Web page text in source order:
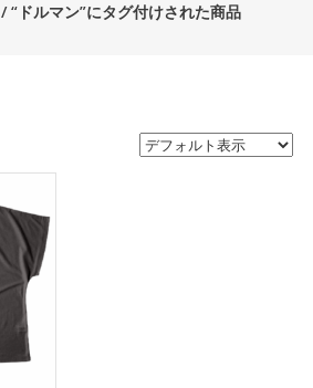
/ “ドルマン”にタグ付けされた商品